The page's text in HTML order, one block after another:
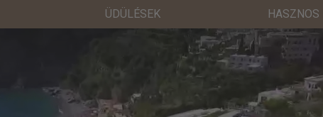
ÜDÜLÉSEK